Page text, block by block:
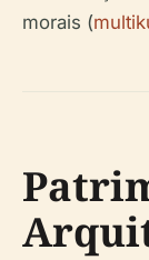
morais (